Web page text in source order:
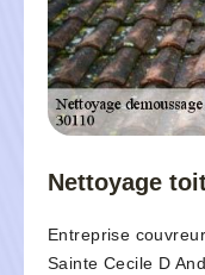
Nettoyage
Entreprise
Sainte Cecile D